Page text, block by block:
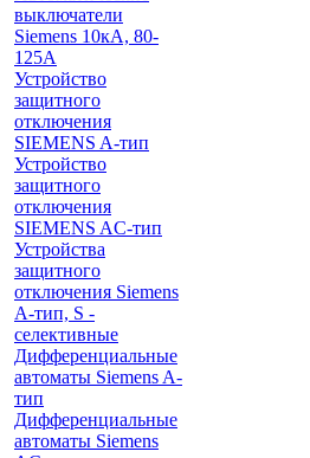
выключатели
Siemens 10кА, 80-
125A
Устройство
защитного
отключения
SIEMENS A-тип
Устройство
защитного
отключения
SIEMENS AС-тип
Устройства
защитного
отключения Siemens
A-тип, S -
селективные
Дифференциальные
автоматы Siemens A-
тип
Дифференциальные
автоматы Siemens